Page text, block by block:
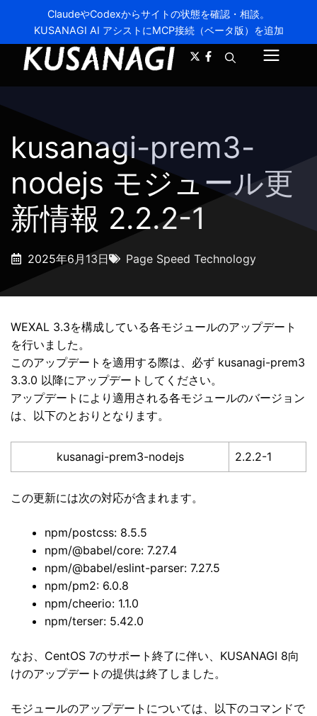
ClaudeやCodexからサイトの状態を確認・相談。
KUSANAGI AI アシストにMCP接続（ベータ版）を追加
ニ
kusanagi-prem3-
nodejs モジュール更
新情報 2.2.2-1
2025年6月13日 Page Speed Technology
WEXAL 3.3を構成している各モジュールのアップデート
を行いました。
このアップデートを適用する際は、必ず kusanagi-prem3
3.3.0 以降にアップデートしてください。
アップデートにより適用される各モジュールのバージョン
は、以下のとおりとなります。
kusanagi-prem3-nodejs 2.2.2-1
この更新には次の対応が含まれます。
npm/postcss: 8.5.5
npm/@babel/core: 7.27.4
npm/@babel/eslint-parser: 7.27.5
npm/pm2: 6.0.8
npm/cheerio: 1.1.0
npm/terser: 5.42.0
なお、CentOS 7のサポート終了に伴い、KUSANAGI 8向
けのアップデートの提供は終了しました。
モジュールのアップデートについては、以下のコマンドで
A- A+